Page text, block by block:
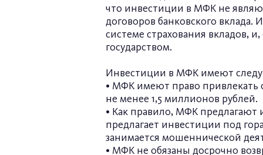
что инвестиции в МФК не
договоров банковского вклада.
системе страхования вкладов,
государством.
Инвестиции в МФК имеют
• МФК имеют право привлекать
не менее 1,5 миллионов рублей.
• Как правило, МФК предлагают
предлагает инвестиции под
занимается мошеннической
• МФК не обязаны досрочно